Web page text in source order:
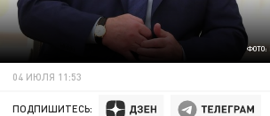
ФОТО:
04 ИЮЛЯ 11:53
ПОДПИШИТЕСЬ: